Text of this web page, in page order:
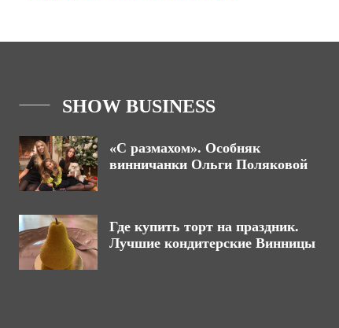
SHOW BUSINESS
«С размахом». Особняк
винничанки Ольги Поляковой
Где купить торт на праздник.
Лучшие кондитерские Винницы